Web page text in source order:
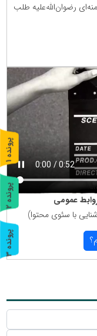
رضوان‌الله‌علیه طلب
عمومی
با سئوی محتوا)
پ
ر
و
ن
د
ه
1
پ
ر
و
ن
د
ه
2
پ
ر
و
ن
د
ه
3